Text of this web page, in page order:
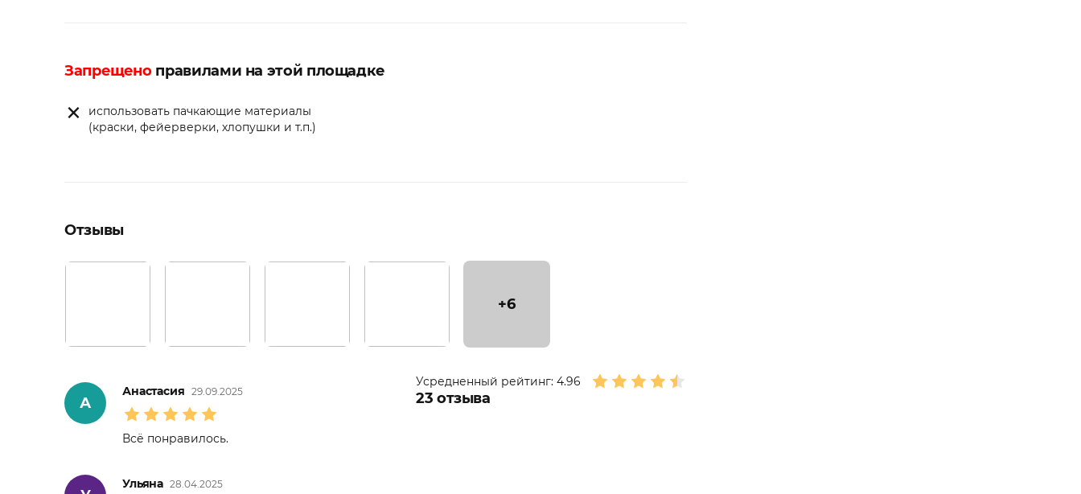
Запрещеноправилами на этой площадке
использовать пачкающие материалы
(краски, фейерверки, хлопушки и т.п.)
Отзывы
+6
Усредненный рейтинг: 4.96
23 отзыва
А
Анастасия 29.09.2025
Всё понравилось.
Ульяна 28.04.2025